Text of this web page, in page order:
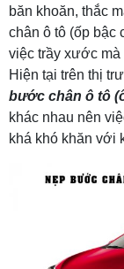
băn khoăn, thắc
chân ô tô (ốp bậc
việc trầy xước
Hiện tại trên thị
bước chân ô tô
khác nhau nên
khá khó khăn với